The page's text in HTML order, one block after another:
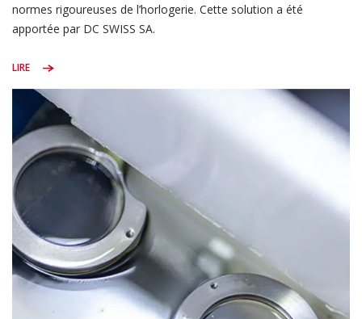
normes rigoureuses de l’horlogerie. Cette solution a été
apportée par DC SWISS SA.
LIRE